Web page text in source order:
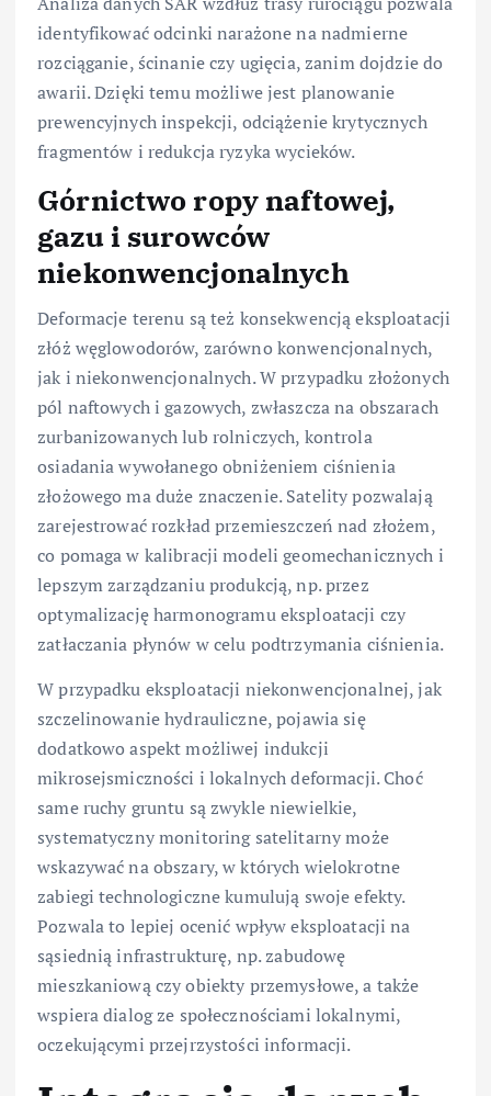
identyfikować odcinki narażone na nadmierne
rozciąganie, ścinanie czy ugięcia, zanim dojdzie do
awarii. Dzięki temu możliwe jest planowanie
prewencyjnych inspekcji, odciążenie krytycznych
fragmentów i redukcja ryzyka wycieków.
Górnictwo ropy naftowej,
gazu i surowców
niekonwencjonalnych
Deformacje terenu są też konsekwencją eksploatacji
złóż węglowodorów, zarówno konwencjonalnych,
jak i niekonwencjonalnych. W przypadku złożonych
pól naftowych i gazowych, zwłaszcza na obszarach
zurbanizowanych lub rolniczych, kontrola
osiadania wywołanego obniżeniem ciśnienia
złożowego ma duże znaczenie. Satelity pozwalają
zarejestrować rozkład przemieszczeń nad złożem,
co pomaga w kalibracji modeli geomechanicznych i
lepszym zarządzaniu produkcją, np. przez
optymalizację harmonogramu eksploatacji czy
zatłaczania płynów w celu podtrzymania ciśnienia.
W przypadku eksploatacji niekonwencjonalnej, jak
szczelinowanie hydrauliczne, pojawia się
dodatkowo aspekt możliwej indukcji
mikrosejsmiczności i lokalnych deformacji. Choć
same ruchy gruntu są zwykle niewielkie,
systematyczny monitoring satelitarny może
wskazywać na obszary, w których wielokrotne
zabiegi technologiczne kumulują swoje efekty.
Pozwala to lepiej ocenić wpływ eksploatacji na
sąsiednią infrastrukturę, np. zabudowę
mieszkaniową czy obiekty przemysłowe, a także
wspiera dialog ze społecznościami lokalnymi,
oczekującymi przejrzystości informacji.